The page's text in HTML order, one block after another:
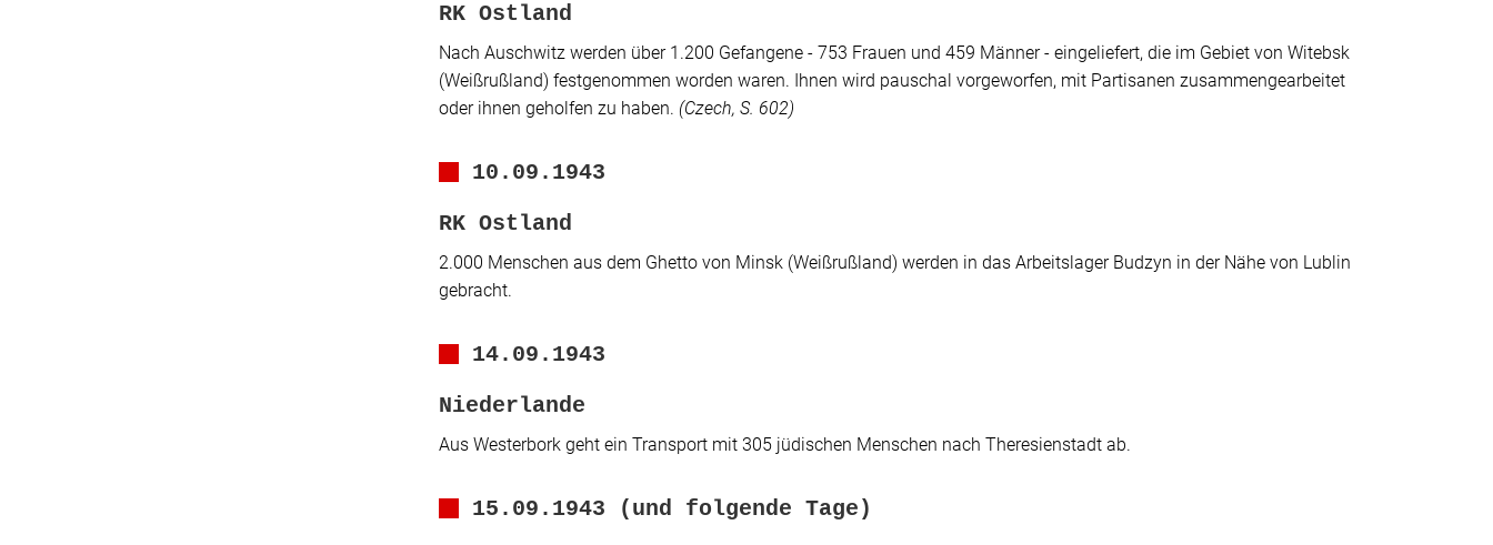
RK Ostland
Nach Auschwitz werden über 1.200 Gefangene - 753 Frauen und 459 Männer - eingeliefert, die im Gebiet von Witebsk
(Weißrußland) festgenommen worden waren. Ihnen wird pauschal vorgeworfen, mit Partisanen zusammengearbeitet
oder ihnen geholfen zu haben. (Czech, S. 602)
10.09.1943
RK Ostland
2.000 Menschen aus dem Ghetto von Minsk (Weißrußland) werden in das Arbeitslager Budzyn in der Nähe von Lublin
gebracht.
14.09.1943
Niederlande
Aus Westerbork geht ein Transport mit 305 jüdischen Menschen nach Theresienstadt ab.
15.09.1943 (und folgende Tage)